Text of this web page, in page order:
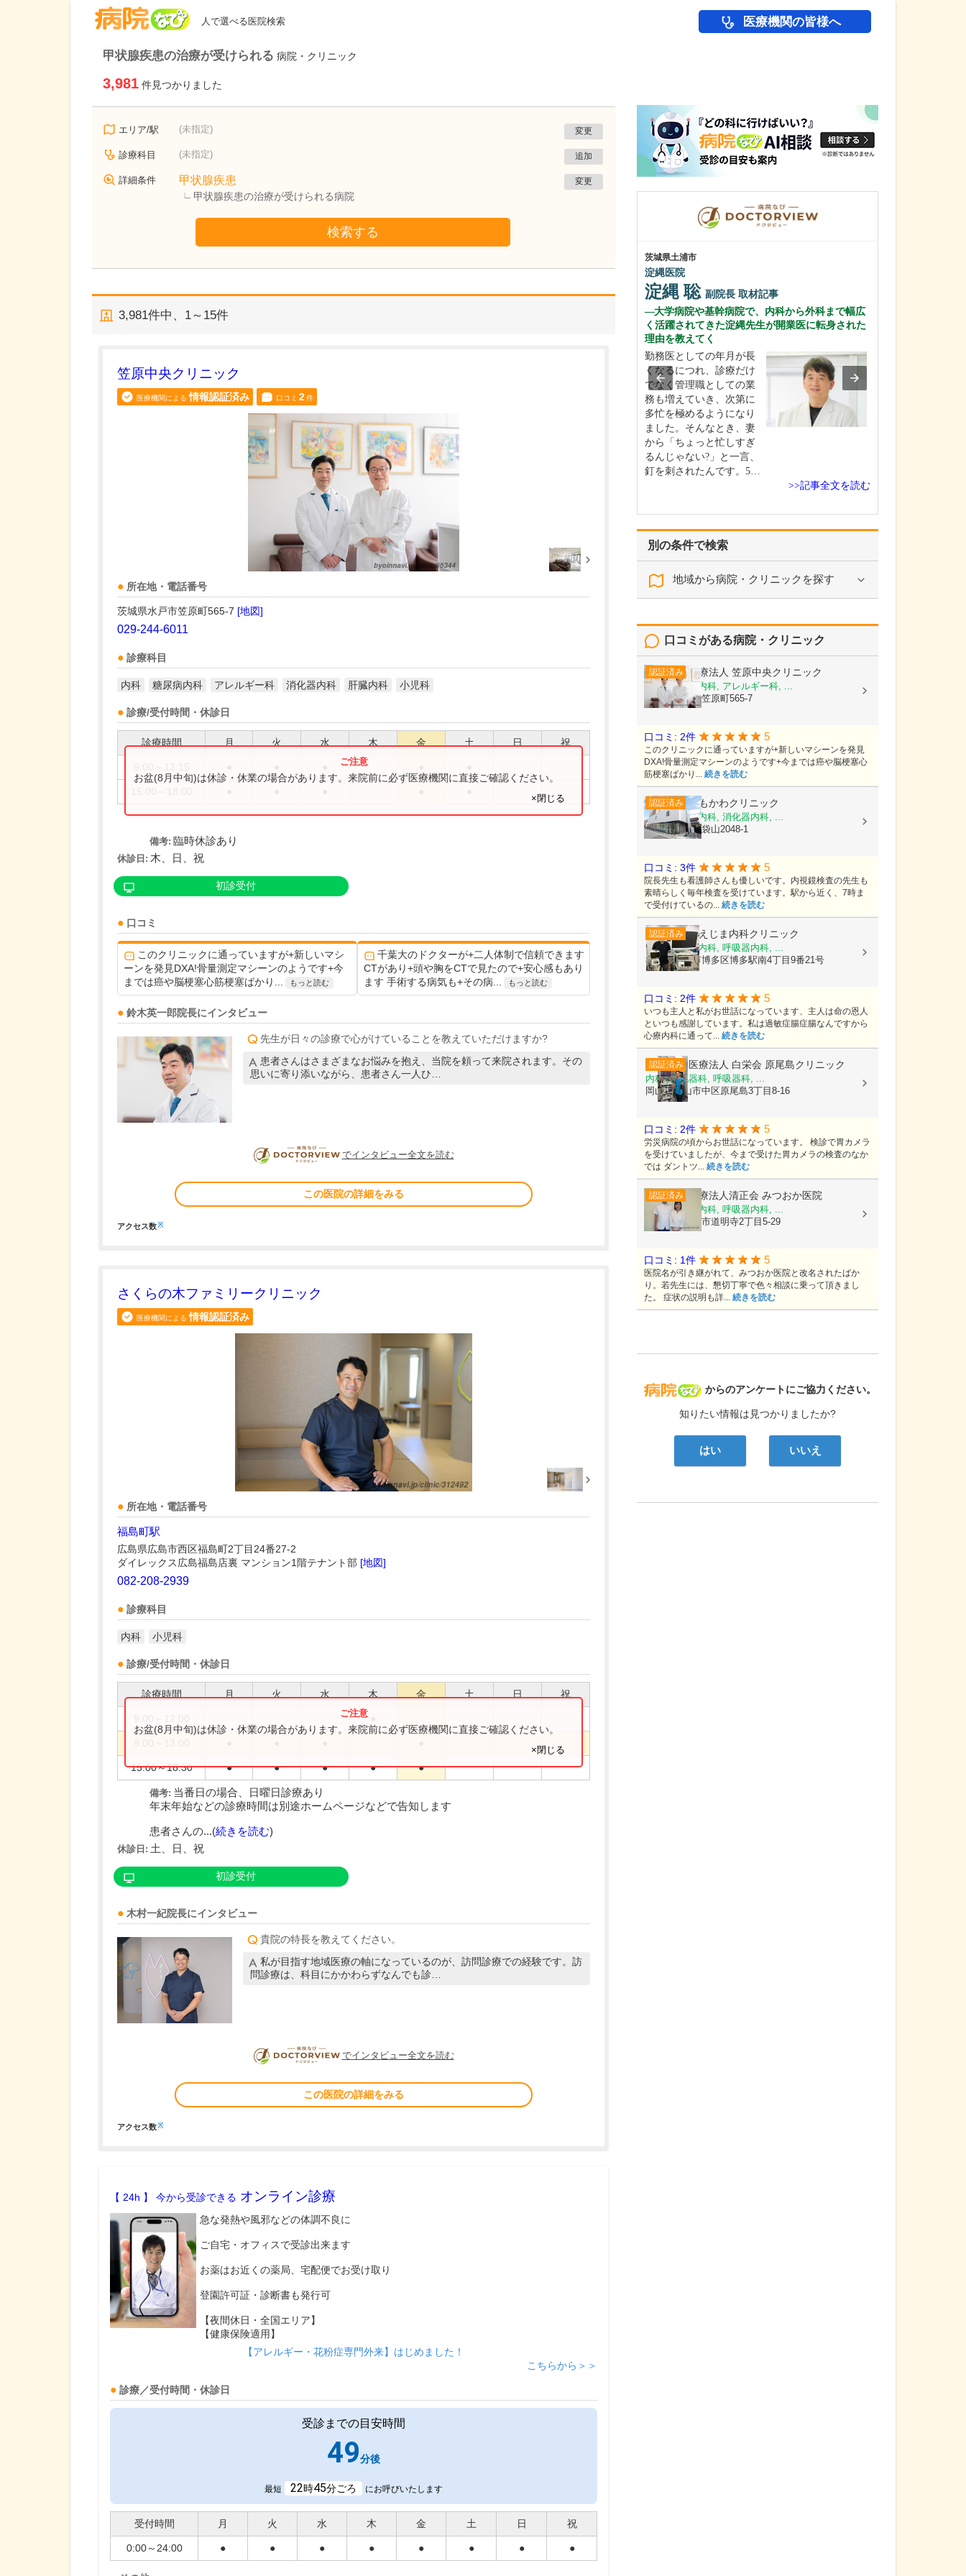
人で選べる医院検索 医療機関の皆様へ
甲状腺疾患の治療が受けられる 病院・クリニック
3,981 件見つかりました
エリア/駅 (未指定) 変更
診療科目 (未指定) 追加
詳細条件 甲状腺疾患
甲状腺疾患の治療が受けられる病院
変更
検索する
3,981件中、 1～15件
笠原中央クリニック
医療機関による 情報認証済み 口コミ 2件
所在地・電話番号
茨城県水戸市笠原町565-7 [地図]
029-244-6011
診療科目
内科 糖尿病内科 アレルギー科 消化器内科 肝臓内科 小児科
診療/受付時間・休診日
診療時間 月 火 水 木 金 土 日 祝
お盆(8月中旬)は休診・休業の場合があります。来院前に必ず医療機関に直接ご確認ください。
×閉じる
備考: 臨時休診あり
休診日: 木、日、祝
初診受付
口コミ
このクリニックに通っていますが+新しいマシ
ーンを発見DXA!骨量測定マシーンのようです+今
までは癌や脳梗塞心筋梗塞ばかり...
もっと読む
千葉大のドクターが+二人体制で信頼できます
CTがあり+頭や胸をCTで見たので+安心感もあり
ます 手術する病気も+その病...
もっと読む
鈴木英一郎院長にインタビュー
先生が日々の診療で心がけていることを教えていただけますか?
患者さんはさまざまなお悩みを抱え、当院を頼って来院されます。その
思いに寄り添いながら、患者さん一人ひ…
DOCTORVIEW
でインタビュー全文を読む
この医院の詳細をみる
アクセス数※
さくらの木ファミリークリニック
医療機関による 情報認証済み
所在地・電話番号
福島町駅
広島県広島市西区福島町2丁目24番27-2
ダイレックス広島福島店裏 マンション1階テナント部 [地図]
082-208-2939
診療科目
内科 小児科
診療/受付時間・休診日
診療時間 月 火 水 木 金 土 日 祝
15:00～18:30 ● ● ● ● ●
お盆(8月中旬)は休診・休業の場合があります。来院前に必ず医療機関に直接ご確認ください。
×閉じる
備考: 当番日の場合、日曜日診療あり
年末年始などの診療時間は別途ホームページなどで告知します
患者さんの...(続きを読む)
休診日: 土、日、祝
初診受付
木村一紀院長にインタビュー
貴院の特長を教えてください。
私が目指す地域医療の軸になっているのが、訪問診療での経験です。訪
問診療は、科目にかかわらずなんでも診…
DOCTORVIEW
でインタビュー全文を読む
この医院の詳細をみる
アクセス数※
【 24h 】 今から受診できる オンライン診療
急な発熱や風邪などの体調不良に
ご自宅・オフィスで受診出来ます
お薬はお近くの薬局、宅配便でお受け取り
登園許可証・診断書も発行可
【夜間休日・全国エリア】
【健康保険適用】
【アレルギー・花粉症専門外来】はじめました！
こちらから＞＞
診療／受付時間・休診日
受診までの目安時間
49分後
最短 22時45分ごろ にお呼びいたします
受付時間 月 火 水 木 金 土 日 祝
0:00～24:00 ● ● ● ● ● ● ● ●
別の条件で検索
地域から病院・クリニックを探す
病院なび
からのアンケートにご協力ください。
知りたい情報は見つかりましたか?
はい いいえ
口コミがある病院・クリニック
認証済み 医療法人 笠原中央クリニック
内科, 糖尿病内科, アレルギー科, ...
茨城県水戸市笠原町565-7
口コミ: 2件 5
このクリニックに通っていますが+新しいマシーンを発見
DXA!骨量測定マシーンのようです+今までは癌や脳梗塞心
筋梗塞ばかり... 続きを読む
認証済み しもかわクリニック
内科, 脳神経内科, 消化器内科, ...
埼玉県越谷市袋山2048-1
口コミ: 3件 5
院長先生も看護師さんも優しいです。内視鏡検査の先生も
素晴らしく毎年検査を受けています。駅から近く、7時ま
で受付けているの... 続きを読む
認証済み そえじま内科クリニック
内科, 消化器内科, 呼吸器内科, ...
福岡県福岡市博多区博多駅南4丁目9番21号
口コミ: 2件 5
いつも主人と私がお世話になっています、主人は命の恩人
といつも感謝しています。私は過敏症腸症腸なんですから
心療内科に通って... 続きを読む
認証済み 医療法人 白栄会 原尾島クリニック
内科, 消化器科, 呼吸器科, ...
岡山県岡山市中区原尾島3丁目8-16
口コミ: 2件 5
労災病院の頃からお世話になっています。 検診で胃カメラ
を受けていましたが、今まで受けた胃カメラの検査のなか
では ダントツ... 続きを読む
認証済み 医療法人清正会 みつおか医院
内科, 循環器内科, 呼吸器内科, ...
大阪府藤井寺市道明寺2丁目5-29
口コミ: 1件 5
医院名が引き継がれて、みつおか医院と改名されたばか
り。若先生には、懇切丁寧で色々相談に乗って頂きまし
た。 症状の説明も詳... 続きを読む
ファミリークリニック高井戸
根岸 舞医師取材記事
んでいても事態はよくな
りません。また、思春期
のニ…
茨城県土浦市
淀縄医院
淀縄 聡 副院長 取材記事
大学病院や基幹病院で、内科から外科まで幅広
く活躍されてきた淀縄先生が開業医に転身された
理由を教えてく
勤務医としての年月が長
くなるにつれ、診療だけ
でなく管理職としての業
務も増えていき、次第に
多忙を極めるようになり
ました。そんなとき、妻
から「ちょっと忙しすぎ
るんじゃない?」と一言、
釘を刺されたんです。5…
>>記事全文を読む